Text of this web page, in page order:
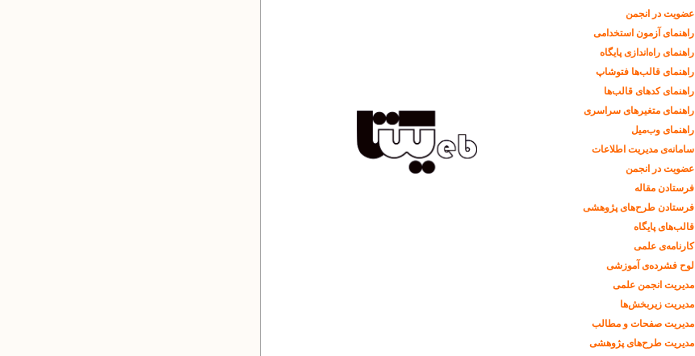
عضویت در انجمن
راهنمای آزمون استخدامی
راهنمای راه‌اندازی پایگاه
راهنمای قالب‌ها فتوشاپ
راهنمای کدهای قالب‌ها
راهنمای متغیرهای سراسری
راهنمای وب‌میل
سامانه‌ی مدیریت اطلاعات
عضویت در انجمن
فرستادن مقاله
فرستادن طرح‌های پژوهشی
قالب‌های پایگاه
کارنامه‌ی علمی
لوح فشرده‌ی آموزشی
مدیریت انجمن علمی
مدیریت زیربخش‌ها
مدیریت صفحات و مطالب
مدیریت طرح‌های پژوهشی